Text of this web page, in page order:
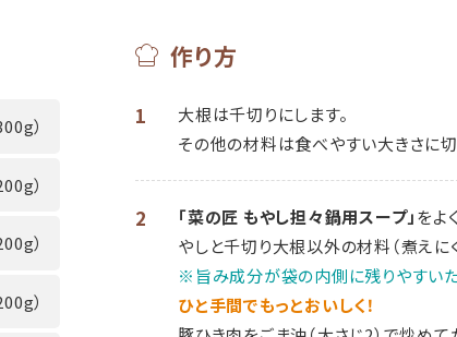
）
）
）
）
作り方
1
大根は千切りにします。
その他の材料は食べやすい大きさに切
2 「菜の匠 もやし担々鍋用スープ」をよ
やしと千切り大根以外の材料（煮えに
※旨み成分が袋の内側に残りやすいた
ひと手間でもっとおいしく！